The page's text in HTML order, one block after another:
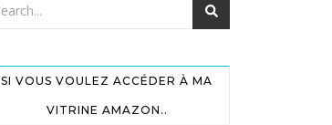
SI VOUS VOULEZ ACCÉDER À MA
VITRINE AMAZON..